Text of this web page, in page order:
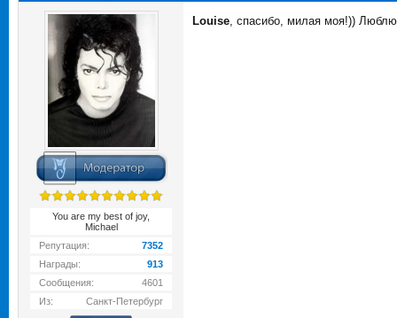
You are my best of joy,
Michael
Репутация:
7352
Награды:
913
Сообщения:
4601
Из:
Санкт-Петербург
Louise , спасибо, милая моя!))